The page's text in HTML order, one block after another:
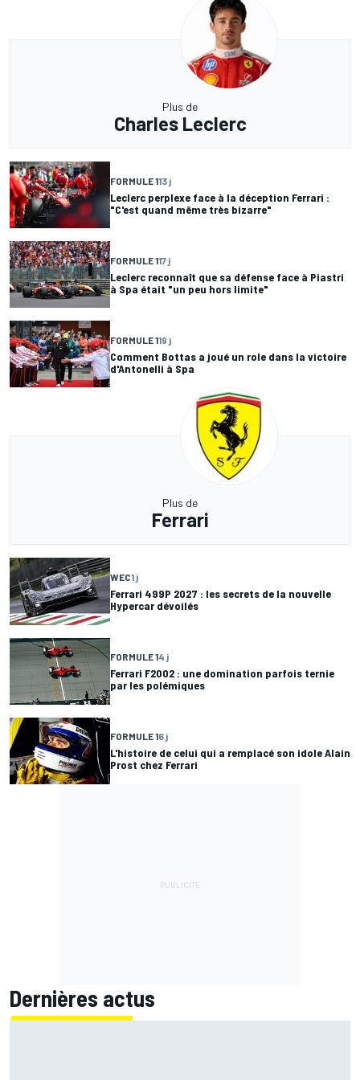
Plus de
Charles Leclerc
FORMULE 113 j
Leclerc perplexe face à la déception Ferrari :
"C'est quand même très bizarre"
FORMULE 117 j
Leclerc reconnaît que sa défense face à Piastri
à Spa était "un peu hors limite"
FORMULE 119 j
Comment Bottas a joué un role dans la victoire
d'Antonelli à Spa
Plus de
Ferrari
WEC1 j
Ferrari 499P 2027 : les secrets de la nouvelle
Hypercar dévoilés
FORMULE 14 j
Ferrari F2002 : une domination parfois ternie
par les polémiques
FORMULE 16 j
L'histoire de celui qui a remplacé son idole Alain
Prost chez Ferrari
Dernières actus